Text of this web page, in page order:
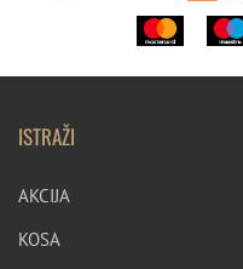
ISTRAŽI
AKCIJA
KOSA